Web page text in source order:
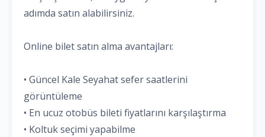
adımda satın alabilirsiniz.
Online bilet satın alma avantajları:
• Güncel Kale Seyahat sefer saatlerini
görüntüleme
• En ucuz otobüs bileti fiyatlarını karşılaştırma
• Koltuk seçimi yapabilme